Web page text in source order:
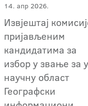
14. апр 2026.
Извјештај
пријављеним
кандидатима за
избор у звање за
научну област
Географски